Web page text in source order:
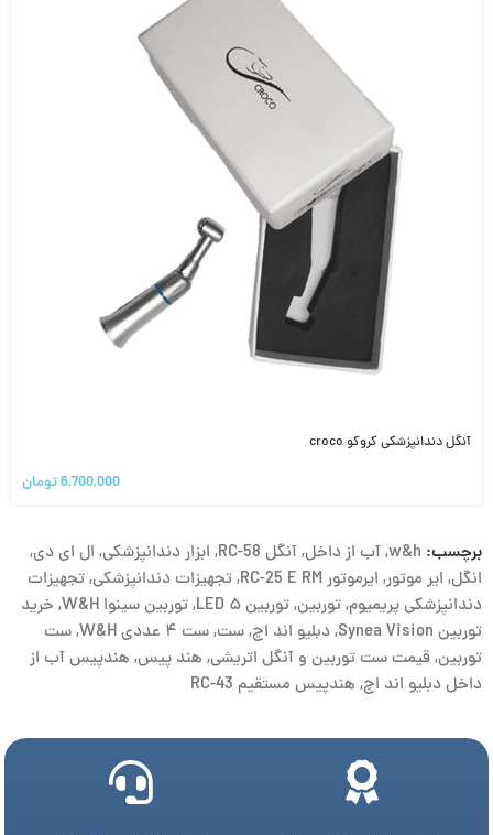
آنگل دندانپزشکی کروکو croco
6,700,000تومان
برچسب: w&h
,آب از داخل,آنگل RC-58 , ابزار دندانپزشکی, ال ای دی,
انگل, ایر موتور, ایرموتور RC-25 E RM ,تجهیزات دندانپزشکی,تجهیزات
دندانپزشکی پریمیوم,توربین,توربین ۵ LED ,توربین سینوا W&H , خرید
توربین Synea Vision
,دبلیو اند اچ,ست,ست ۴ عددی W&H ,ست
توربین,قیمت ست توربین و آنگل اتریشی, هند پیس, هندپیس آب از
داخل دبلیو اند اچ, هندپیس مستقیم RC-43